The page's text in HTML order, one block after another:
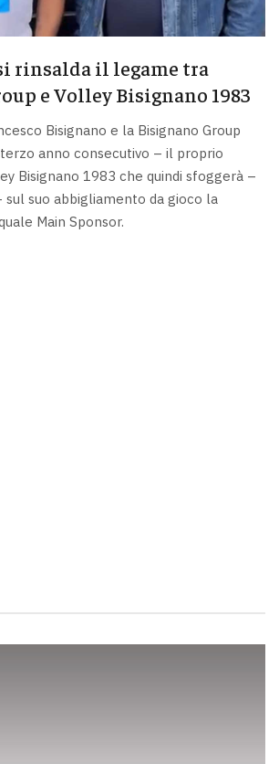
rinsalda il legame tra
e Volley Bisignano 1983
Bisignano e la Bisignano Group
anno consecutivo – il proprio
Bisignano 1983 che quindi sfoggerà –
sul suo abbigliamento da gioco la
Main Sponsor.